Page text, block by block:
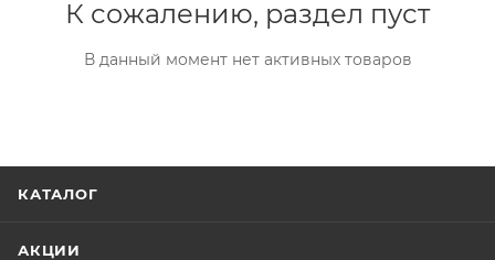
К сожалению, раздел пуст
В данный момент нет активных товаров
КАТАЛОГ
АКЦИИ